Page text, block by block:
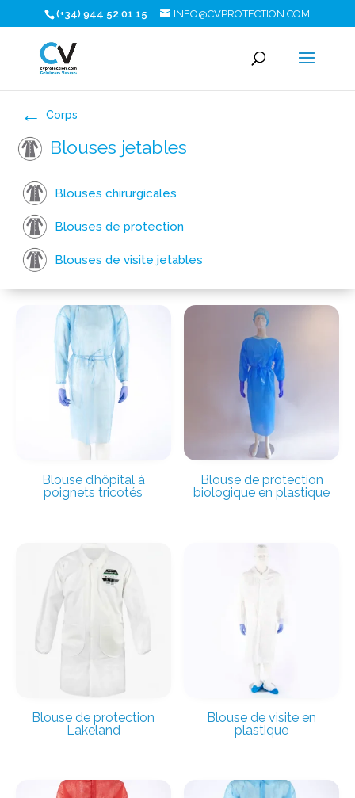
(+34) 944 52 01 15 INFO@CVPROTECTION.COM
Corps
Blouses jetables
Blouses chirurgicales
Blouses de protection
Blouses de visite jetables
Blouse d’hôpital à
poignets tricotés
Blouse de protection
biologique en plastique
Blouse de protection
Lakeland
Blouse de visite en
plastique